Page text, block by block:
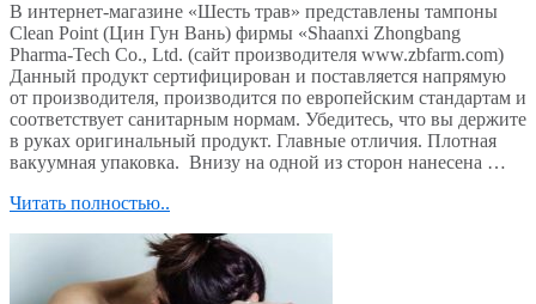
В интернет-магазине «Шесть трав» представлены тампоны
Clean Point (Цин Гун Вань) фирмы «Shaanxi Zhongbang
Pharma-Tech Co., Ltd. (сайт производителя www.zbfarm.com)
Данный продукт сертифицирован и поставляется напрямую
от производителя, производится по европейским стандартам и
соответствует санитарным нормам. Убедитесь, что вы держите
в руках оригинальный продукт. Главные отличия. Плотная
вакуумная упаковка. Внизу на одной из сторон нанесена …
Читать полностью..